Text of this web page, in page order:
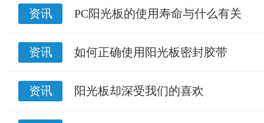
资讯 PC阳光板的使用寿命与什么有关
资讯 如何正确使用阳光板密封胶带
资讯 阳光板却深受我们的喜欢